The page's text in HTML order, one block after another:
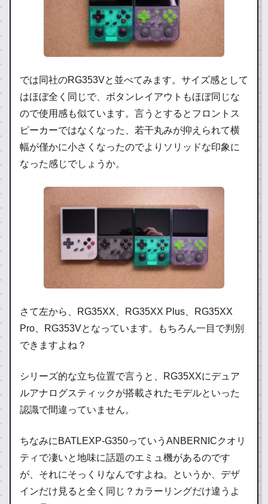
では同社のRG353Vと並べてみます。サイズ感として
はほぼ全く同じで、ボタンレイアウトもほぼ同じな
ので使用感も似ています。言うとするとフロントス
ピーカーではなくなった、若干丸みが抑えられて横
幅が僅かに小さくなったのでよりソリッドな印象に
なった感じでしょうか。
さて左から、RG35XX、RG35XX Plus、RG35XX
Pro、RG353Vとなっています。もちろん一目で判別
できますよね？
シリーズ的な立ち位置で言うと、RG35XXにデュア
ルアナログスティックが搭載されたモデルといった
認識で間違っていません。
ちなみにBATLEXP-G350っていうANBERNICクオリ
ティで凄いと地味に話題のエミュ機があるのです
が、それにそっくりなんですよね。というか、デザ
インだけ見ると全く同じ？カラーリングだけ違うよ